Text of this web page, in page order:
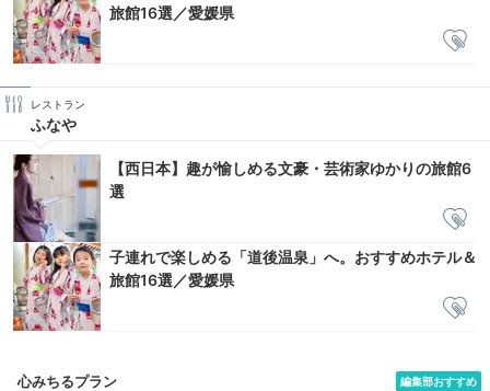
旅館16選／愛媛県
レストラン
ふなや
【西日本】趣が愉しめる文豪・芸術家ゆかりの旅館6
選
子連れで楽しめる「道後温泉」へ。おすすめホテル＆
旅館16選／愛媛県
編集部おすすめ
心みちるプラン